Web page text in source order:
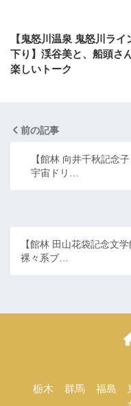
【鬼怒川温泉 鬼怒川ライ
下り】渓谷美と、船頭さ
楽しいトーク
前の記事
【館林 向井千秋記念
宇宙ドリ…
【館林 田山花袋記念文
裸々系ブ…
栃木 群馬 福島